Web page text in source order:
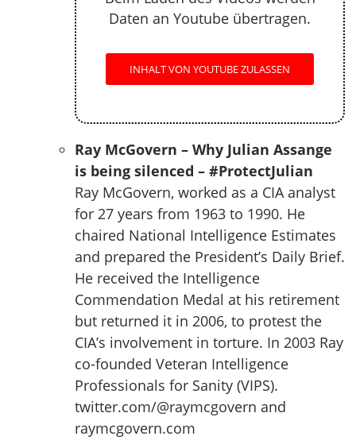
Daten an Youtube übertragen.
INHALT VON YOUTUBE ZULASSEN
Ray McGovern – Why Julian Assange
is being silenced – #ProtectJulian
Ray McGovern, worked as a CIA analyst
for 27 years from 1963 to 1990. He
chaired National Intelligence Estimates
and prepared the President’s Daily Brief.
He received the Intelligence
Commendation Medal at his retirement
but returned it in 2006, to protest the
CIA’s involvement in torture. In 2003 Ray
co-founded Veteran Intelligence
Professionals for Sanity (VIPS).
twitter.com/@raymcgovern and
raymcgovern.com